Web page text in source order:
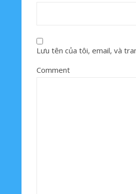
Lưu tên của tôi, email, và
Comment